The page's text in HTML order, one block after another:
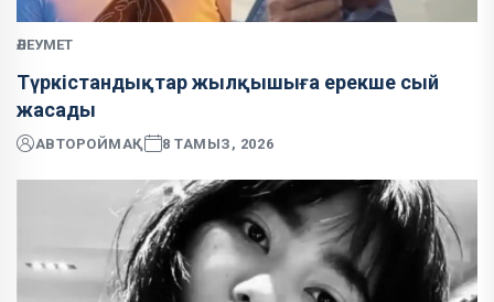
ӘЛЕУМЕТ
Түркістандықтар жылқышыға ерекше сый
жасады
АВТОРОЙМАҚ 8 ТАМЫЗ, 2026